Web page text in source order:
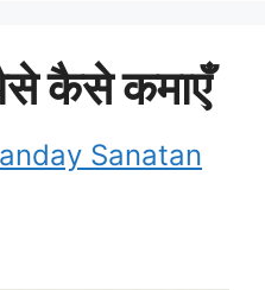
कैसे कमाएँ
Sanatan